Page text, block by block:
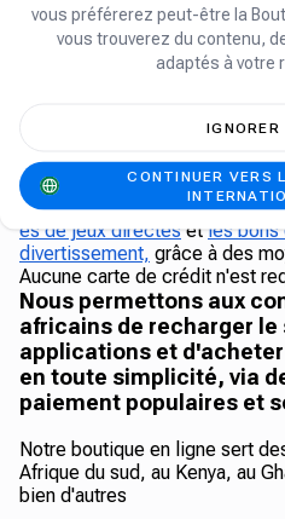
The Carry1st
ligne leader en
Carry1st Shop est une
premier plan qui permet
essentiels du quotidien tels
ternet,l'électricité,les cartes
es de jeux directes et les
divertissement, grâce à des
Aucune carte de crédit n'est
Nous permettons aux
africains de recharger le
applications et
en toute simplicité, via
paiement populaires et
Notre boutique en ligne sert
Afrique du sud, au Kenya, au
bien d'autres
vous préférerez peut-être la
vous trouverez du contenu,
adaptés à votre
IGNORER
CONTINUER VERS